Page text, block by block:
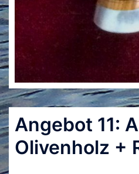
Angebot 11:
Olivenholz +